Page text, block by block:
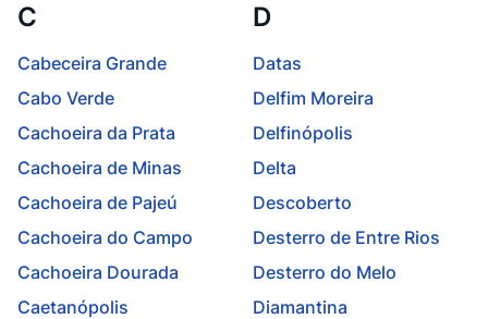
C
Cabeceira Grande
Cabo Verde
Cachoeira da Prata
Cachoeira de Minas
Cachoeira de Pajeú
Cachoeira do Campo
Cachoeira Dourada
Caetanópolis
D
Datas
Delfim Moreira
Delfinópolis
Delta
Descoberto
Desterro de Entre Rios
Desterro do Melo
Diamantina